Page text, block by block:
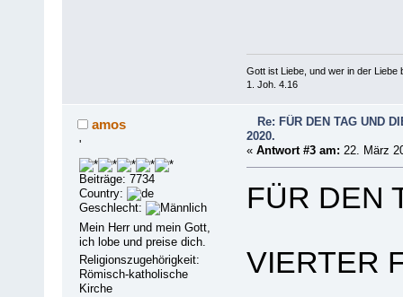
Gott ist Liebe, und wer in der Liebe
1. Joh. 4.16
amos
'
Beiträge: 7734
Country:
Geschlecht:
Mein Herr und mein Gott,
ich lobe und preise dich.
Religionszugehörigkeit:
Römisch-katholische
Kirche
Re: FÜR DEN TAG UND
2020.
« Antwort #3 am: 22. März
FÜR DEN
VIERTER